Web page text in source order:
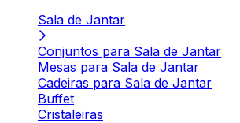
Sala de Jantar
Conjuntos para Sala de Jantar
Mesas para Sala de Jantar
Cadeiras para Sala de Jantar
Buffet
Cristaleiras